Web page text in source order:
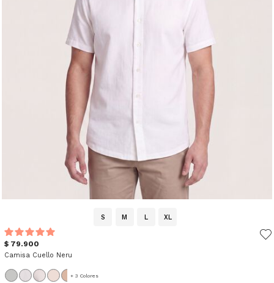
S M L XL
$ 79.900
Camisa Cuello Neru
+ 3 Colores